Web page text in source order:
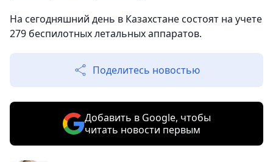
На сегодняшний день в Казахстане состоят на учете
279 беспилотных летальных аппаратов.
Поделитесь новостью
Добавить в Google, чтобы
читать новости первым